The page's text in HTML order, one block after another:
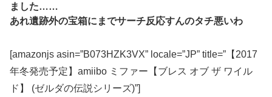
ました……
あれ遺跡外の宝箱にまでサーチ反応すんのタチ悪いわ
[amazonjs asin=”B073HZK3VX” locale=”JP” title=”【2017
年冬発売予定】amiibo ミファー【ブレス オブ ザ ワイル
ド】 (ゼルダの伝説シリーズ)”]